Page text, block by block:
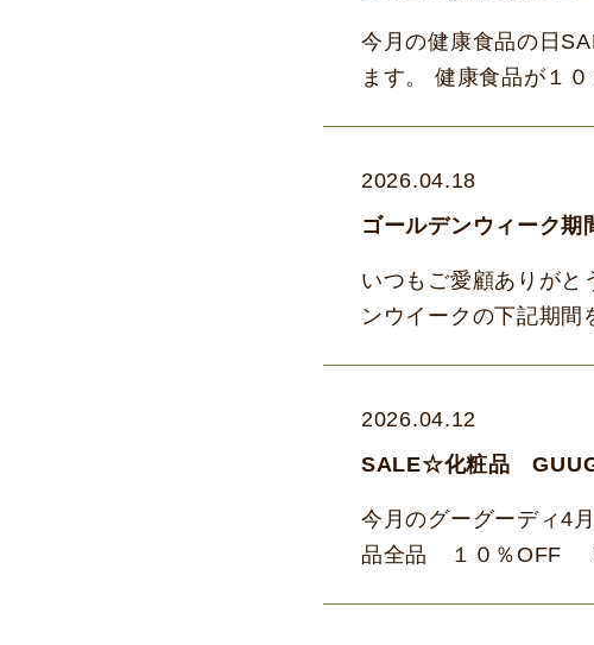
今月の健康食品の日
ます。 健康食品が１
2026.04.18
ゴールデンウィーク期
いつもご愛顧ありがと
ンウイークの下記期間
2026.04.12
SALE☆化粧品
今月のグーグーディ4
品全品 １０％OFF